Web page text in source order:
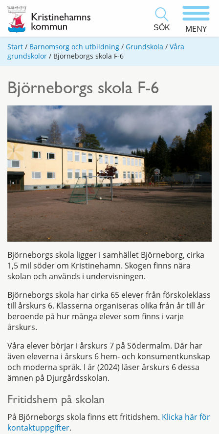
SÖK MENY
Start / Barnomsorg och utbildning / Grundskola / Våra
grundskolor / Björneborgs skola F-6
Björneborgs skola F-6
Björneborgs skola ligger i samhället Björneborg, cirka
1,5 mil söder om Kristinehamn. Skogen finns nära
skolan och används i undervisningen.
Björneborgs skola har cirka 65 elever från förskoleklass
till årskurs 6. Klasserna organiseras olika från år till år
beroende på hur många elever som finns i varje
årskurs.
Våra elever börjar i årskurs 7 på Södermalm. Där har
även eleverna i årskurs 6 hem- och konsumentkunskap
och moderna språk. I år (2024) läser årskurs 6 dessa
ämnen på Djurgårdsskolan.
Fritidshem på skolan
På Björneborgs skola finns ett fritidshem. Klicka här för
kontaktuppgifter.